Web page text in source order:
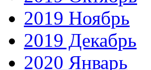
2019 Ноябрь
2019 Декабрь
2020 Январь